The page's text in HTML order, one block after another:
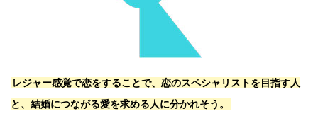
レジャー感覚で恋をすることで、恋のスペシャリストを目指す人
と、結婚につながる愛を求める人に分かれそう。